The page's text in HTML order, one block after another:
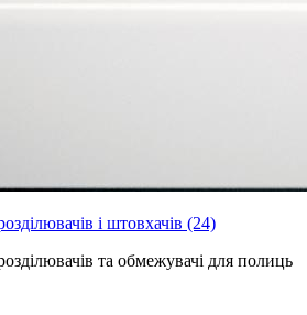
і штовхачів (24)
та обмежувачі для полиць